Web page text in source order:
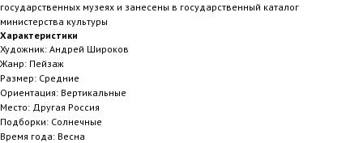
государственных музеях и занесены в государственный каталог
министерства культуры
Характеристики
Художник: Андрей Широков
Жанр: Пейзаж
Размер: Средние
Ориентация: Вертикальные
Место: Другая Россия
Подборки: Солнечные
Время года: Весна